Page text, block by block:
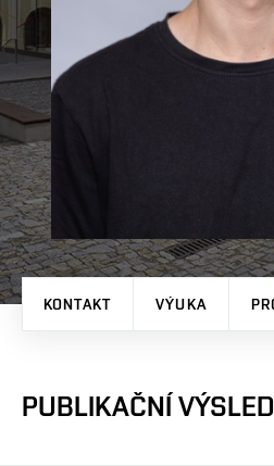
KONTAKT VÝUKA
PUBLIKAČNÍ